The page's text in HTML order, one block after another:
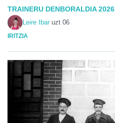
TRAINERU DENBORALDIA 2026
Leire Ibar uzt 06
IRITZIA